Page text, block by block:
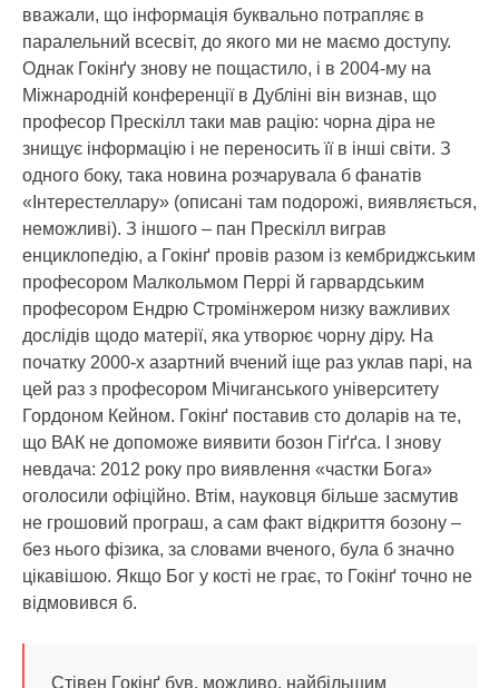
вважали, що інформація буквально потрапляє в
паралельний всесвіт, до якого ми не маємо доступу.
Однак Гокінґу знову не пощастило, і в 2004-му на
Міжнародній конференції в Дубліні він визнав, що
професор Прескілл таки мав рацію: чорна діра не
знищує інформацію і не переносить її в інші світи. З
одного боку, така новина розчарувала б фанатів
«Інтерестеллару» (описані там подорожі, виявляється,
неможливі). З іншого – пан Прескілл виграв
енциклопедію, а Гокінґ провів разом із кембриджським
професором Малкольмом Перрі й гарвардським
професором Ендрю Стромінжером низку важливих
дослідів щодо матерії, яка утворює чорну діру. На
початку 2000-х азартний вчений іще раз уклав парі, на
цей раз з професором Мічиганського університету
Гордоном Кейном. Гокінґ поставив сто доларів на те,
що ВАК не допоможе виявити бозон Гіґґса. І знову
невдача: 2012 року про виявлення «частки Бога»
оголосили офіційно. Втім, науковця більше засмутив
не грошовий програш, а сам факт відкриття бозону –
без нього фізика, за словами вченого, була б значно
цікавішою. Якщо Бог у кості не грає, то Гокінґ точно не
відмовився б.
Стівен Гокінґ був, можливо, найбільшим